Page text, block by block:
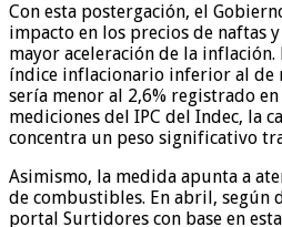
Con esta postergación, el
impacto en los precios de naftas
mayor aceleración de la inflación.
índice inflacionario inferior al de
sería menor al 2,6% registrado
mediciones del IPC del Indec, la
concentra un peso significativo
Asimismo, la medida apunta a
de combustibles. En abril, según
portal Surtidores con base en